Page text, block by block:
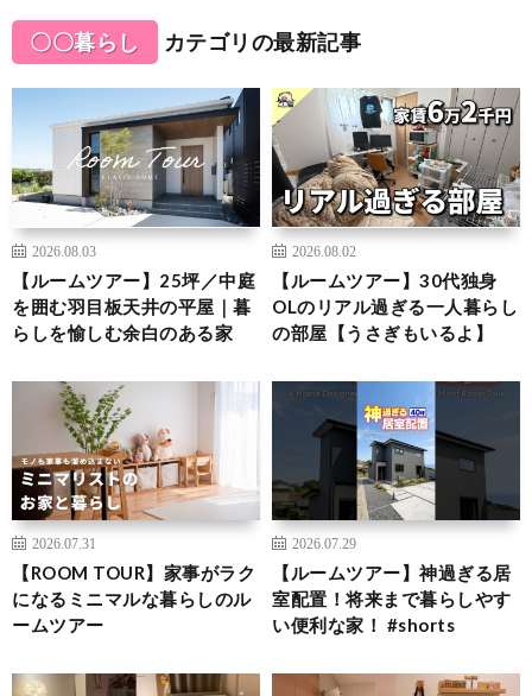
〇〇暮らし カテゴリの最新記事
2026.08.03
【ルームツアー】25坪／中庭
を囲む羽目板天井の平屋｜暮
らしを愉しむ余白のある家
2026.08.02
【ルームツアー】30代独身
OLのリアル過ぎる一人暮らし
の部屋【うさぎもいるよ】
2026.07.31
【ROOM TOUR】家事がラク
になるミニマルな暮らしのル
ームツアー
2026.07.29
【ルームツアー】神過ぎる居
室配置！将来まで暮らしやす
い便利な家！ #shorts